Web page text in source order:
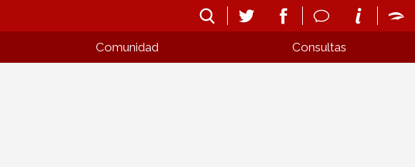
Comunidad Consultas